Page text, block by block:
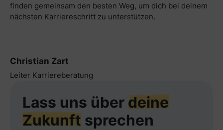
finden gemeinsam den besten Weg, um dich bei deinem
nächsten Karriereschritt zu unterstützen.
Christian Zart
Leiter Karriereberatung
Lass uns über deine
Zukunft sprechen